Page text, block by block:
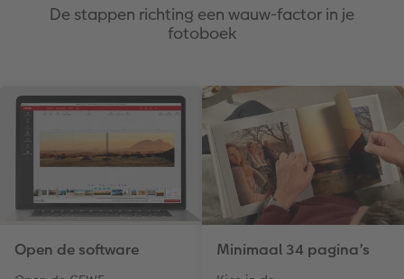
De stappen richting een wauw-factor in je
fotoboek
Open de software Minimaal 34 pagina’s